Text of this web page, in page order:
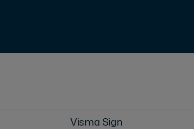
Visma Sign